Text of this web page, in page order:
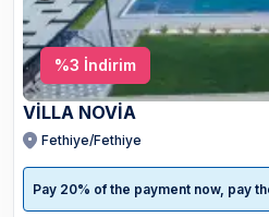
%3 İndirim
VİLLA NOVİA
Fethiye/Fethiye
Pay 20% of the payment now, pay